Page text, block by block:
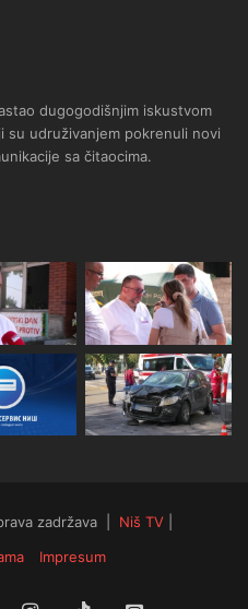
dugogodišnjim iskustvom
su udruživanjem pokrenuli novi
sa čitaocima.
zadržava | Niš TV|
Impresum